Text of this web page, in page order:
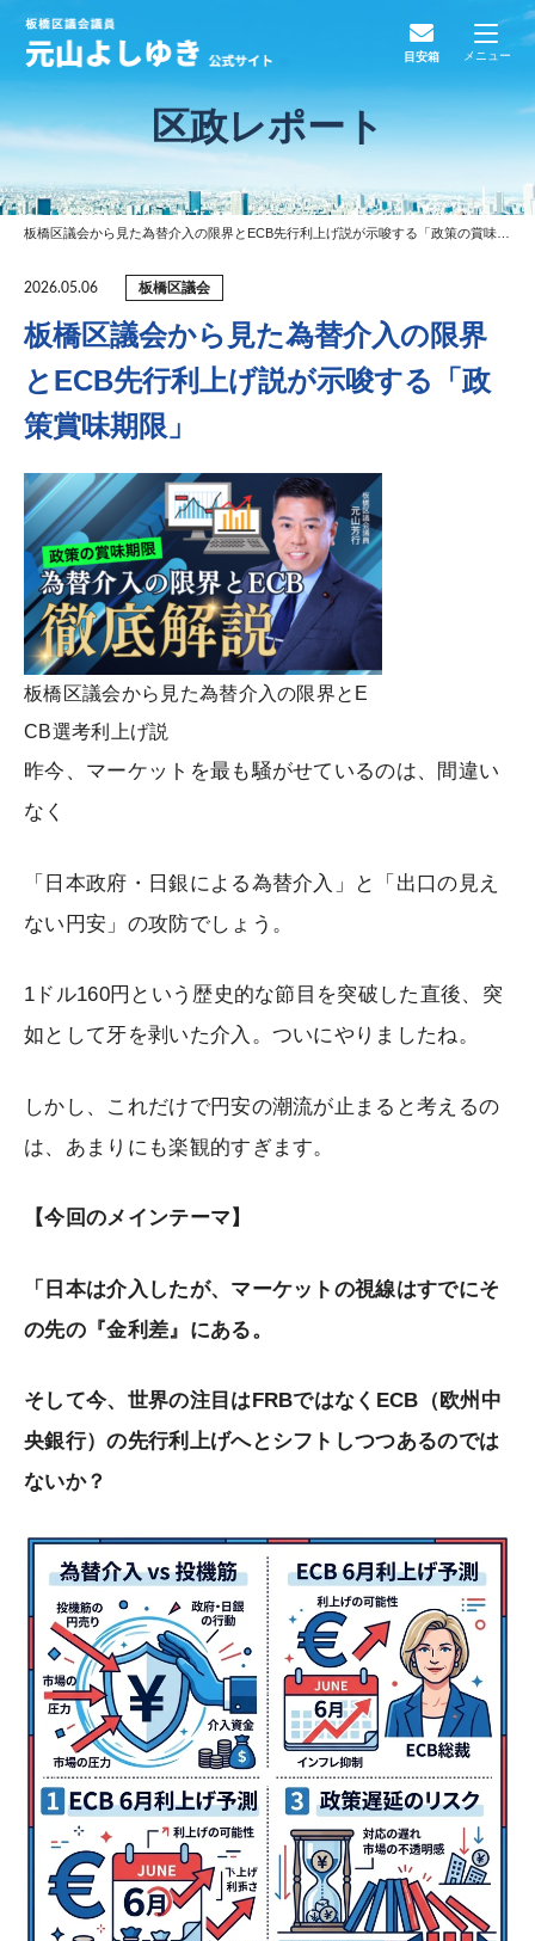
目安箱 メニュー
区政レポート
2026.05.06 板橋区議会
板橋区議会から見た為替介入の限界
とECB先行利上げ説が示唆する「政
策賞味期限」
板橋区議会から見た為替介入の限界とE
CB選考利上げ説
昨今、マーケットを最も騒がせているのは、間違い
なく
「日本政府・日銀による為替介入」と「出口の見え
ない円安」の攻防でしょう。
1ドル160円という歴史的な節目を突破した直後、突
如として牙を剥いた介入。ついにやりましたね。
しかし、これだけで円安の潮流が止まると考えるの
は、あまりにも楽観的すぎます。
【今回のメインテーマ】
「日本は介入したが、マーケットの視線はすでにそ
の先の『金利差』にある。
そして今、世界の注目はFRBではなくECB（欧州中
央銀行）の先行利上げへとシフトしつつあるのでは
ないか？